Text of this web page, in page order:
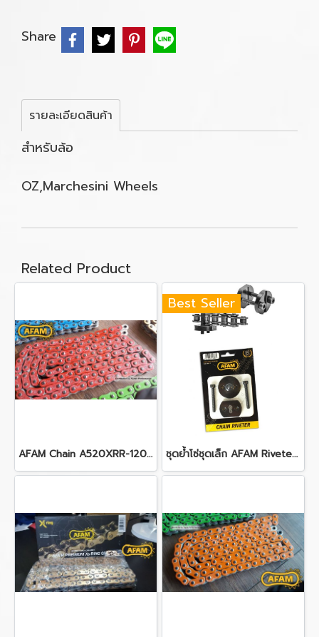
Share
รายละเอียดสินค้า
สำหรับล้อ
OZ,Marchesini Wheels
Related Product
AFAM Chain A520XRR-120L ARS
Best Seller
ชุดย้ำโซ่ชุดเล็ก AFAM Riveter Easy Riv 5